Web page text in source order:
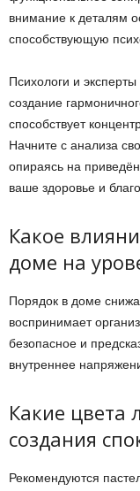
внимание к деталям
способствующую
Психологи и
создание
способствует
Начните с анализа
опираясь на
ваше здоровье и
Какое
доме на
Порядок в доме
воспринимает
безопасное и
внутреннее
Какие цвета
создания
Рекомендуются